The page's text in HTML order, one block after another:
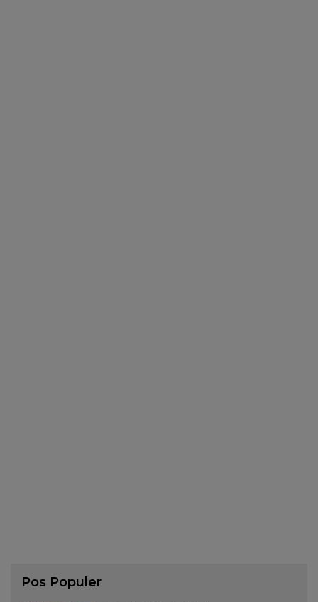
Pos Populer